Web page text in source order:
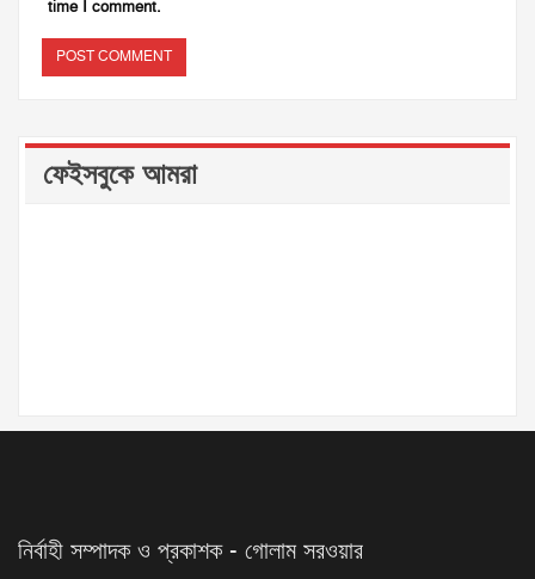
time I comment.
ফেইসবুকে আমরা
নির্বাহী সম্পাদক ও প্রকাশক - গোলাম সরওয়ার